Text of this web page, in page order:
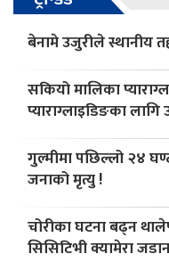
बेनामे उजुरीले स्थानीय
सकियो मालिका
प्याराग्लाइडिङका लागि
गुल्मीमा पछिल्लो २४
जनाको मृत्यु !
चोरीका घटना बढ्न
सिसिटिभी क्यामेरा